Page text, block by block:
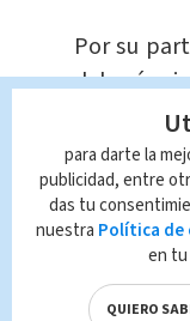
Por su
deberán
torneo.
Brace
para darte la
publicidad, entre
das tu
nuestra Política de
en
QUIERO